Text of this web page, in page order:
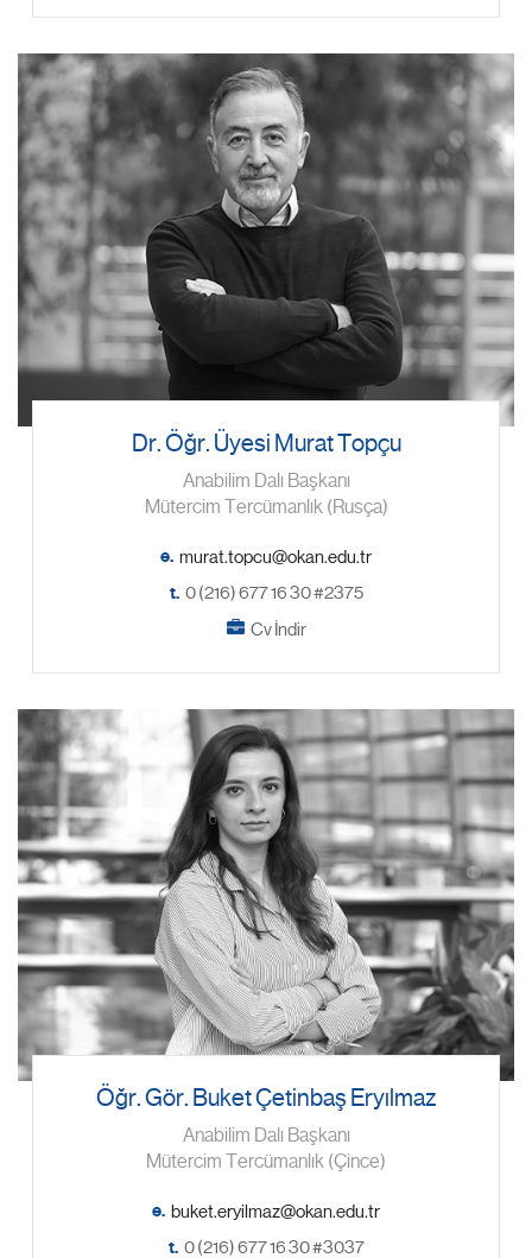
Dr. Öğr. Üyesi Murat Topçu
Anabilim Dalı Başkanı
Mütercim Tercümanlık (Rusça)
e.
t. 0 (216) 677 16 30 #2375
Cv İndir
Öğr. Gör. Buket Çetinbaş Eryılmaz
Anabilim Dalı Başkanı
Mütercim Tercümanlık (Çince)
e.
t. 0 (216) 677 16 30 #3037